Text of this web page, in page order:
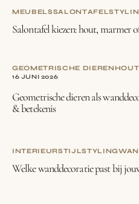
MEUBELSSALONTAFEL
Salontafel kiezen: hout, marmer
GEOMETRISCHE DIERENHOUT
16 JUNI 2026
Geometrische dieren als
& betekenis
INTERIEURSTIJLSTYLING
Welke wanddecoratie past bij